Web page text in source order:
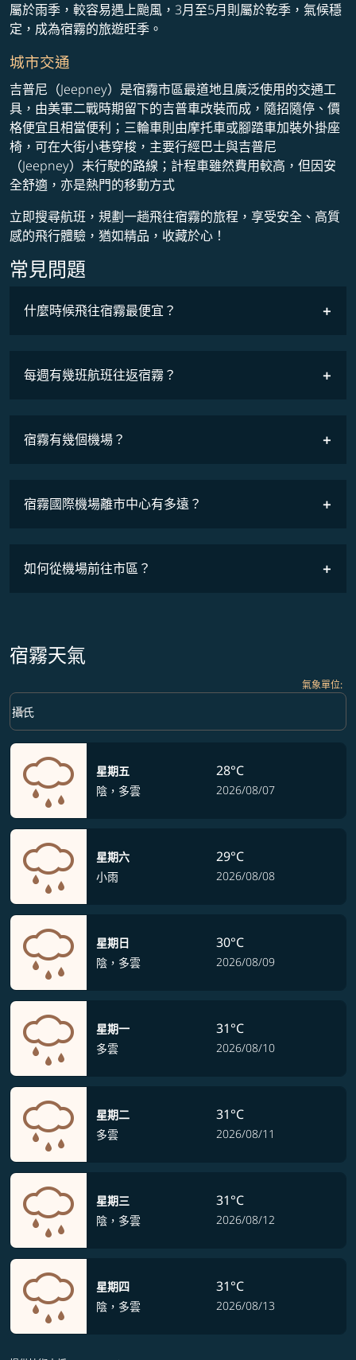
屬於雨季，較容易遇上颱風，3月至5月則屬於乾季，氣候穩
定，成為宿霧的旅遊旺季。
城市交通
吉普尼（Jeepney）是宿霧市區最道地且廣泛使用的交通工
具，由美軍二戰時期留下的吉普車改裝而成，隨招隨停、價
格便宜且相當便利；三輪車則由摩托車或腳踏車加裝外掛座
椅，可在大街小巷穿梭，主要行經巴士與吉普尼
（Jeepney）未行駛的路線；計程車雖然費用較高，但因安
全舒適，亦是熱門的移動方式
立即搜尋航班，規劃一趟飛往宿霧的旅程，享受安全、高質
感的飛行體驗，猶如精品，收藏於心！
常見問題
什麼時候飛往宿霧最便宜？
COSMILE會員
每週有幾班航班往返宿霧？
宿霧有幾個機場？
宿霧國際機場離市中心有多遠？
如何從機場前往市區？
宿霧天氣
氣象單位:
Weather unit option 攝氏 Selected
攝氏
keyboard_arrow_down
星期五
陰，多雲
28°C
2026/08/07
星期六
小雨
29°C
2026/08/08
星期日
陰，多雲
30°C
2026/08/09
星期一
多雲
31°C
2026/08/10
星期二
多雲
31°C
2026/08/11
星期三
陰，多雲
31°C
2026/08/12
星期四
陰，多雲
31°C
2026/08/13